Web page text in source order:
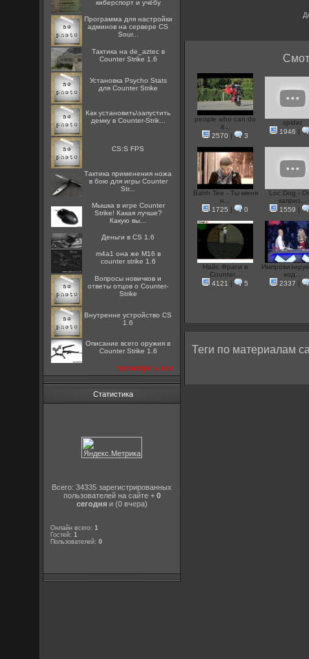
киберспорт и учёбу
Программа для настройки
админов на сервере CS
Sour...
Тактика на de_aztec в
Counter Strike 1.6
Установка Psycho Stats
для Counter Strike
Как установить\запустить
демку в Counter-Strik...
CS:S FPS
Тактика применения ножа
в бою для игры Counter
Str...
Мышка в игре Counter
Strike! Какая лучше?
Какую вы...
Деньги в CS 1.6
m4a1 она же M16 в
counter strike 1.6
Вопросы новичков и
ответы отцов о Counter-
Strike
Внутренне устройство CS
1.6
Описание всего оружия в
Counter Strike 1.6
посмотреть все
Статистика
Всего: 34335 зарегистрированных
пользователей на сайте + 0
сегодняи (0 вчера)
Онлайн всего:1
Гостей:1
Пользователей:0
people who can do
it...
2570 | 3
spider
1946 |
Bahh Tee - Ты меня
н...
1725 | 0
Loc Dog -
каприз...
1559 |
Найс Фраги в
Counter...
4121 | 5
ход...
2337 |
Теги по материалам